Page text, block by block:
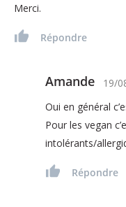
Merci.
Répondre
Amande 19/
Oui en général
Pour les vegan
intolérants/
Répondre